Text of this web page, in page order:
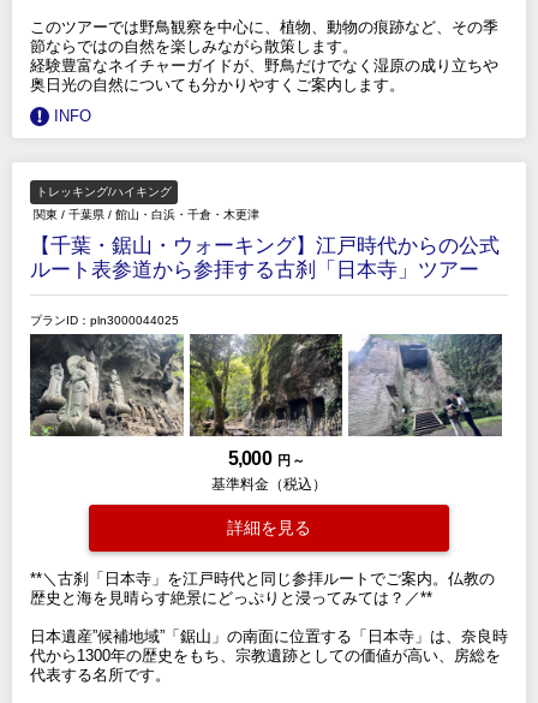
このツアーでは野鳥観察を中心に、植物、動物の痕跡など、その季
節ならではの自然を楽しみながら散策します。
経験豊富なネイチャーガイドが、野鳥だけでなく湿原の成り立ちや
奥日光の自然についても分かりやすくご案内します。
INFO
トレッキング/ハイキング
関東 / 千葉県 / 館山・白浜・千倉・木更津
【千葉・鋸山・ウォーキング】江戸時代からの公式
ルート表参道から参拝する古刹「日本寺」ツアー
プランID：pln3000044025
5,000 円 ～
基準料金（税込）
詳細を見る
**＼古刹「日本寺」を江戸時代と同じ参拝ルートでご案内。仏教の
歴史と海を見晴らす絶景にどっぷりと浸ってみては？／**
日本遺産”候補地域”「鋸山」の南面に位置する「日本寺」は、奈良時
代から1300年の歴史をもち、宗教遺跡としての価値が高い、房総を
代表する名所です。